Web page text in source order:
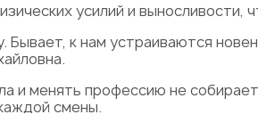
усилий и выносливости,
к нам устраиваются
и менять профессию не
смены.